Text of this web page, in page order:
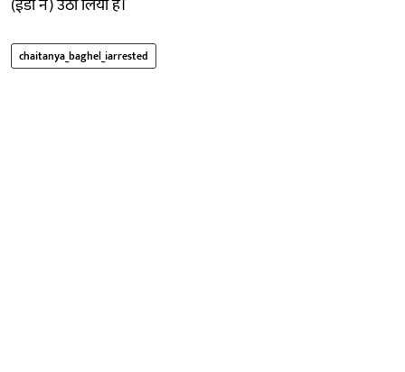
chaitanya_baghel_iarrested